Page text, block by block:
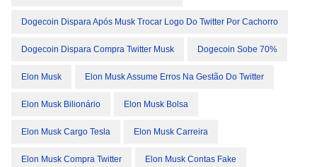
Dogecoin Dispara Após Musk Trocar Logo Do Twitter Por Cachorro
Dogecoin Dispara Compra Twitter Musk Dogecoin Sobe 70%
Elon Musk Elon Musk Assume Erros Na Gestão Do Twitter
Elon Musk Bilionário Elon Musk Bolsa
Elon Musk Cargo Tesla Elon Musk Carreira
Elon Musk Compra Twitter Elon Musk Contas Fake